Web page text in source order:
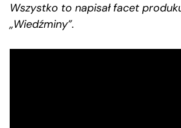
Wszystko to napisał facet
„Wiedźminy”.